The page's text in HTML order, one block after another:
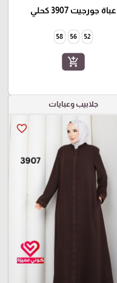
عباة جورجيت 3907 كحلي
52
56
58
add_shopping_cart
جلابيب وعبايات
favorite_border